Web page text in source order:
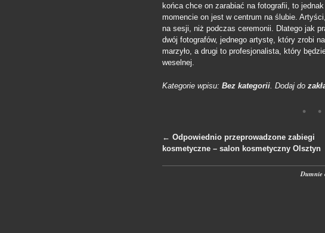
końca chce on zarabiać na fotografii, to
momencie on jest w centrum na ślubie.
na sesji, niż podczas ceremonii. Dlatego jak
dwój fotografów, jednego artystę, który zrobi
marzyło, a drugi to profesjonalista, który
weselnej.
Kategorie wpisu: Bez kategorii . Dodaj do
Nawigacja po wpisach
← Odpowiednio przeprowadzone zabiegi
kosmetyczne – salon kosmetyczny Olsztyn
Dumnie